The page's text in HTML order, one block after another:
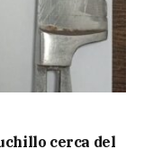
cerca del